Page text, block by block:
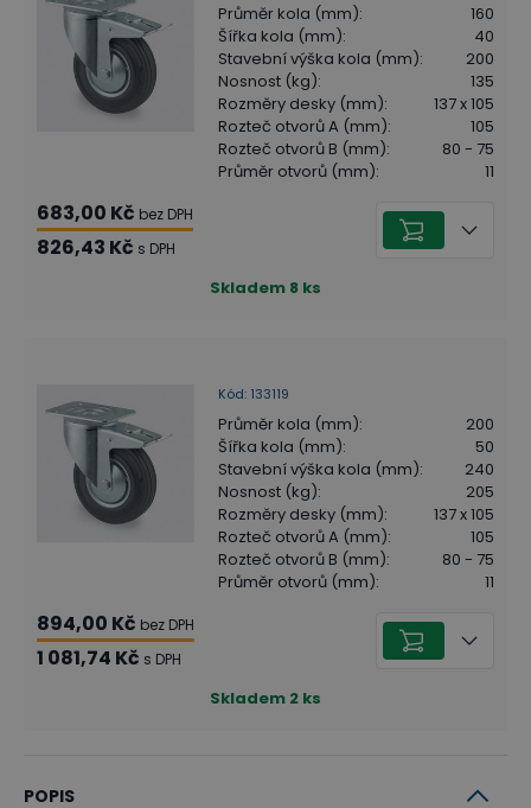
Průměr kola (mm):
160
Šířka kola (mm):
40
Stavební výška kola (mm):
200
Nosnost (kg):
135
Rozměry desky (mm):
137 x 105
Rozteč otvorů A (mm):
105
Rozteč otvorů B (mm):
80 - 75
Průměr otvorů (mm): 11
683,00 Kč bez DPH
826,43 Kč s DPH
Skladem 8 ks
Kód: 133119
Průměr kola (mm):
200
Šířka kola (mm):
50
Stavební výška kola (mm):
240
Nosnost (kg):
205
Rozměry desky (mm):
137 x 105
Rozteč otvorů A (mm):
105
Rozteč otvorů B (mm):
80 - 75
Průměr otvorů (mm): 11
894,00 Kč bez DPH
1 081,74 Kč s DPH
Skladem 2 ks
POPIS